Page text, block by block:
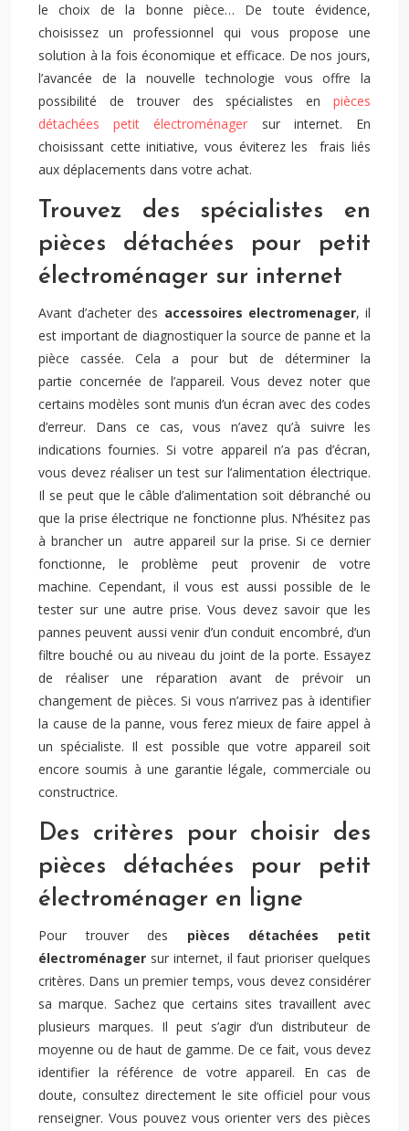
le choix de la bonne pièce… De toute évidence,
choisissez un professionnel qui vous propose une
solution à la fois économique et efficace. De nos jours,
l’avancée de la nouvelle technologie vous offre la
possibilité de trouver des spécialistes en pièces
détachées petit électroménager sur internet. En
choisissant cette initiative, vous éviterez les frais liés
aux déplacements dans votre achat.
Trouvez des spécialistes en
pièces détachées pour petit
électroménager sur internet
Avant d’acheter des accessoires electromenager, il
est important de diagnostiquer la source de panne et la
pièce cassée. Cela a pour but de déterminer la
partie concernée de l’appareil. Vous devez noter que
certains modèles sont munis d’un écran avec des codes
d’erreur. Dans ce cas, vous n’avez qu’à suivre les
indications fournies. Si votre appareil n’a pas d’écran,
vous devez réaliser un test sur l’alimentation électrique.
Il se peut que le câble d’alimentation soit débranché ou
que la prise électrique ne fonctionne plus. N’hésitez pas
à brancher un autre appareil sur la prise. Si ce dernier
fonctionne, le problème peut provenir de votre
machine. Cependant, il vous est aussi possible de le
tester sur une autre prise. Vous devez savoir que les
pannes peuvent aussi venir d’un conduit encombré, d’un
filtre bouché ou au niveau du joint de la porte. Essayez
de réaliser une réparation avant de prévoir un
changement de pièces. Si vous n’arrivez pas à identifier
la cause de la panne, vous ferez mieux de faire appel à
un spécialiste. Il est possible que votre appareil soit
encore soumis à une garantie légale, commerciale ou
constructrice.
Des critères pour choisir des
pièces détachées pour petit
électroménager en ligne
Pour trouver des pièces détachées petit
électroménager sur internet, il faut prioriser quelques
critères. Dans un premier temps, vous devez considérer
sa marque. Sachez que certains sites travaillent avec
plusieurs marques. Il peut s’agir d’un distributeur de
moyenne ou de haut de gamme. De ce fait, vous devez
identifier la référence de votre appareil. En cas de
doute, consultez directement le site officiel pour vous
renseigner. Vous pouvez vous orienter vers des pièces